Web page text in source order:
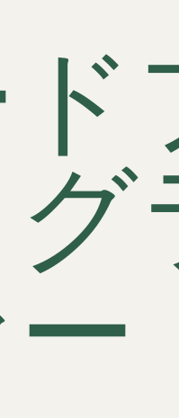
出張撮影 東